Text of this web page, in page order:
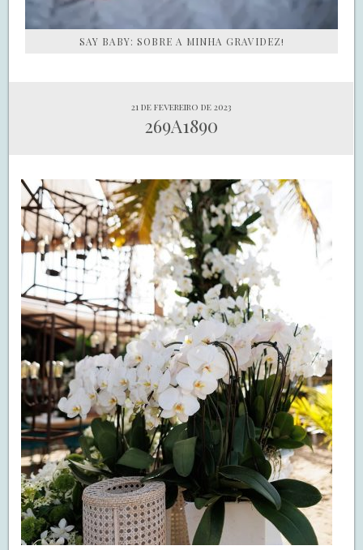
SAY BABY: SOBRE A MINHA GRAVIDEZ!
21 de fevereiro de 2023
269A1890